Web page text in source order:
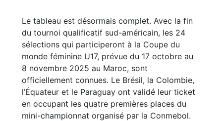
Le tableau est désormais complet. Avec la fin
du tournoi qualificatif sud-américain, les 24
sélections qui participeront à la Coupe du
monde féminine U17, prévue du 17 octobre au
8 novembre 2025 au Maroc, sont
officiellement connues. Le Brésil, la Colombie,
l’Équateur et le Paraguay ont validé leur ticket
en occupant les quatre premières places du
mini-championnat organisé par la Conmebol.